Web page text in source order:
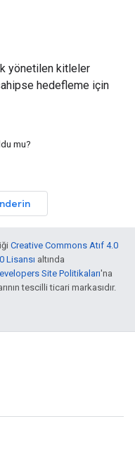
yönetilen kitleler
hedefleme için
mu?
Creative Commons Atıf 4.0
Lisansı altında
Site Politikaları'na
tescilli ticari markasıdır.